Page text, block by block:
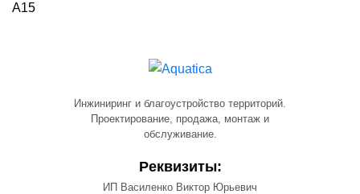
A15
Инжиниринг и благоустройство территорий.
Проектирование, продажа, монтаж и
обслуживание.
Реквизиты:
ИП Василенко Виктор Юрьевич